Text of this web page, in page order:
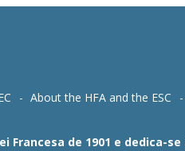
About the HFA and the ESC
Francesa de 1901 e dedica-